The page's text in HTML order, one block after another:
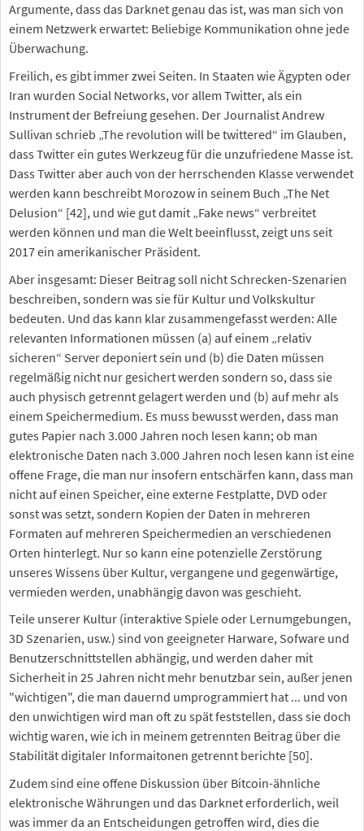
Argumente, dass das Darknet genau das ist, was man sich von
einem Netzwerk erwartet: Beliebige Kommunikation ohne jede
Überwachung.
Freilich, es gibt immer zwei Seiten. In Staaten wie Ägypten oder
Iran wurden Social Networks, vor allem Twitter, als ein
Instrument der Befreiung gesehen. Der Journalist Andrew
Sullivan schrieb „The revolution will be twittered“ im Glauben,
dass Twitter ein gutes Werkzeug für die unzufriedene Masse ist.
Dass Twitter aber auch von der herrschenden Klasse verwendet
werden kann beschreibt Morozow in seinem Buch „The Net
Delusion“ [42], und wie gut damit „Fake news“ verbreitet
werden können und man die Welt beeinflusst, zeigt uns seit
2017 ein amerikanischer Präsident.
Aber insgesamt: Dieser Beitrag soll nicht Schrecken-Szenarien
beschreiben, sondern was sie für Kultur und Volkskultur
bedeuten. Und das kann klar zusammengefasst werden: Alle
relevanten Informationen müssen (a) auf einem „relativ
sicheren“ Server deponiert sein und (b) die Daten müssen
regelmäßig nicht nur gesichert werden sondern so, dass sie
auch physisch getrennt gelagert werden und (b) auf mehr als
einem Speichermedium. Es muss bewusst werden, dass man
gutes Papier nach 3.000 Jahren noch lesen kann; ob man
elektronische Daten nach 3.000 Jahren noch lesen kann ist eine
offene Frage, die man nur insofern entschärfen kann, dass man
nicht auf einen Speicher, eine externe Festplatte, DVD oder
sonst was setzt, sondern Kopien der Daten in mehreren
Formaten auf mehreren Speichermedien an verschiedenen
Orten hinterlegt. Nur so kann eine potenzielle Zerstörung
unseres Wissens über Kultur, vergangene und gegenwärtige,
vermieden werden, unabhängig davon was geschieht.
Teile unserer Kultur (interaktive Spiele oder Lernumgebungen,
3D Szenarien, usw.) sind von geeigneter Harware, Sofware und
Benutzerschnittstellen abhängig, und werden daher mit
Sicherheit in 25 Jahren nicht mehr benutzbar sein, außer jenen
"wichtigen", die man dauernd umprogrammiert hat ... und von
den unwichtigen wird man oft zu spät feststellen, dass sie doch
wichtig waren, wie ich in meinem getrennten Beitrag über die
Stabilität digitaler Informaitonen getrennt berichte [50].
Zudem sind eine offene Diskussion über Bitcoin-ähnliche
elektronische Währungen und das Darknet erforderlich, weil
was immer da an Entscheidungen getroffen wird, dies die